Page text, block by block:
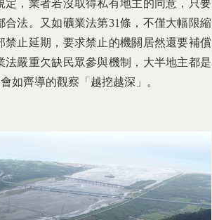
，業者若沒取得私有地主的同意，只要
法。又如礦業法第31條，不僅大幅限縮
止延期，要求禁止的機關居然還要補償
嚴重欠缺民眾參與機制，大半地主都是
如齊導的觀察「越挖越深」。